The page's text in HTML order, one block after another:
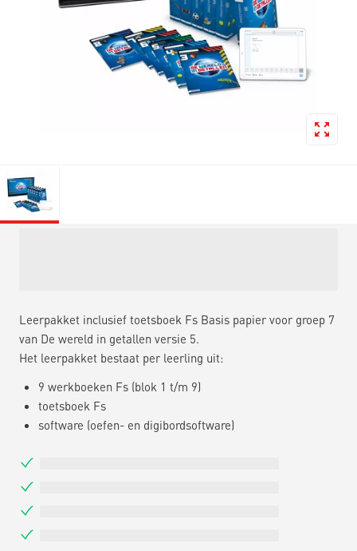
Leerpakket inclusief toetsboek Fs Basis papier voor groep 7
van De wereld in getallen versie 5.
Het leerpakket bestaat per leerling uit:
9 werkboeken Fs (blok 1 t/m 9)
toetsboek Fs
software (oefen- en digibordsoftware)